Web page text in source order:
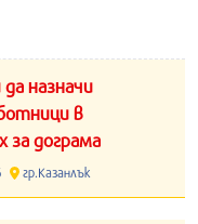
назначи
в
за дограма
гр.Казанлък